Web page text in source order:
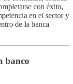
con éxito,
en el sector y
de la banca
banco